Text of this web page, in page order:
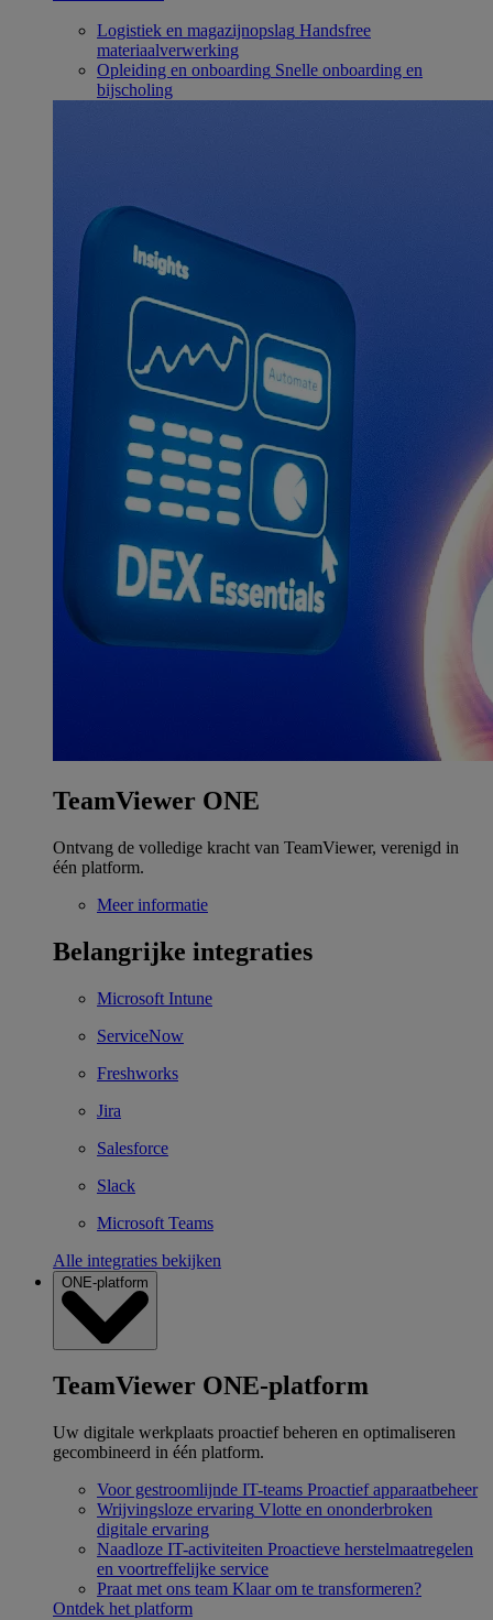
Logistiek en magazijnopslag Handsfree
materiaalverwerking
Opleiding en onboarding Snelle onboarding en
bijscholing
TeamViewer ONE
Ontvang de volledige kracht van TeamViewer, verenigd in
één platform.
Meer informatie
Belangrijke integraties
Microsoft Intune
ServiceNow
Freshworks
Jira
Salesforce
Slack
Microsoft Teams
Alle integraties bekijken
ONE-platform
TeamViewer ONE-platform
Uw digitale werkplaats proactief beheren en optimaliseren
gecombineerd in één platform.
Voor gestroomlijnde IT-teams Proactief apparaatbeheer
Wrijvingsloze ervaring Vlotte en ononderbroken
digitale ervaring
Naadloze IT-activiteiten Proactieve herstelmaatregelen
en voortreffelijke service
Praat met ons team Klaar om te transformeren?
Ontdek het platform